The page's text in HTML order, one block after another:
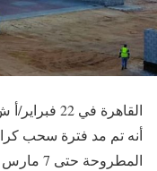
القاهرة في
أنه تم مد فترة سحب